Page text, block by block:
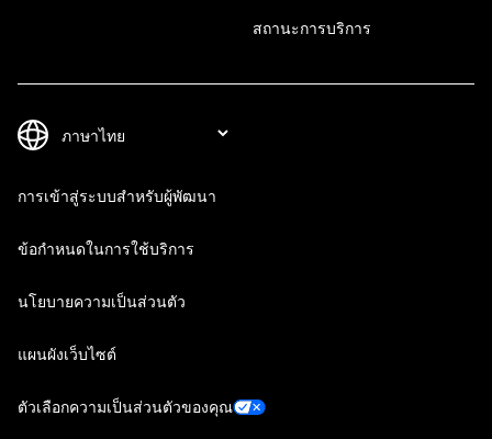
สถานะการบริการ
การเข้าสู่ระบบสำหรับผู้พัฒนา
ข้อกำหนดในการใช้บริการ
นโยบายความเป็นส่วนตัว
แผนผังเว็บไซต์
ตัวเลือกความเป็นส่วนตัวของคุณ